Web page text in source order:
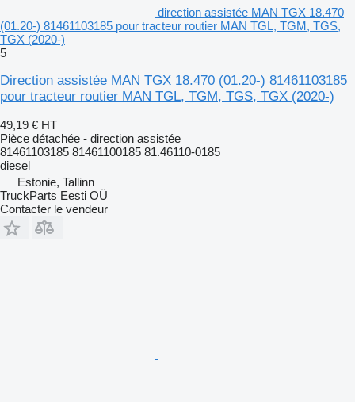
direction assistée MAN TGX 18.470
(01.20-) 81461103185 pour tracteur routier MAN TGL, TGM, TGS,
TGX (2020-)
5
Direction assistée MAN TGX 18.470 (01.20-) 81461103185
pour tracteur routier MAN TGL, TGM, TGS, TGX (2020-)
49,19 € HT
Pièce détachée - direction assistée
81461103185 81461100185 81.46110-0185
diesel
Estonie, Tallinn
TruckParts Eesti OÜ
Contacter le vendeur